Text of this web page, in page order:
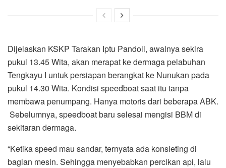
Dijelaskan KSKP Tarakan Iptu Pandoli, awalnya sekira
pukul 13.45 Wita, akan merapat ke dermaga pelabuhan
Tengkayu I untuk persiapan berangkat ke Nunukan pada
pukul 14.30 Wita. Kondisi speedboat saat itu tanpa
membawa penumpang. Hanya motoris dari beberapa ABK.
Sebelumnya, speedboat baru selesai mengisi BBM di
sekitaran dermaga.
“Ketika speed mau sandar, ternyata ada konsleting di
bagian mesin. Sehingga menyebabkan percikan api, lalu